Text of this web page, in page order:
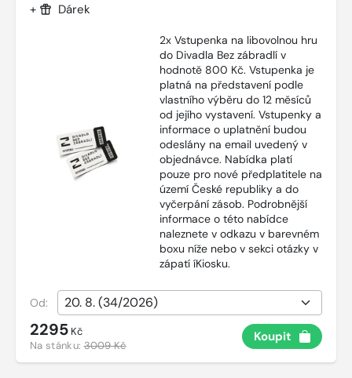
+ Dárek
2x Vstupenka na libovolnou hru
do Divadla Bez zábradlí v
hodnotě 800 Kč. Vstupenka je
platná na představení podle
vlastního výběru do 12 měsíců
od jejího vystavení. Vstupenky a
informace o uplatnění budou
odeslány na email uvedený v
objednávce. Nabídka platí
pouze pro nové předplatitele na
území České republiky a do
vyčerpání zásob. Podrobnější
informace o této nabídce
naleznete v odkazu v barevném
boxu níže nebo v sekci otázky v
zápatí íKiosku.
Od:
2295 Kč
Na stánku:3009 Kč
Koupit